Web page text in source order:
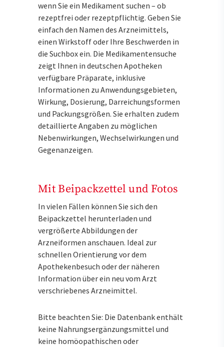
wenn Sie ein Medikament suchen – ob
rezeptfrei oder rezeptpflichtig. Geben Sie
einfach den Namen des Arzneimittels,
einen Wirkstoff oder Ihre Beschwerden in
die Suchbox ein. Die Medikamentensuche
zeigt Ihnen in deutschen Apotheken
verfügbare Präparate, inklusive
Informationen zu Anwendungsgebieten,
Wirkung, Dosierung, Darreichungsformen
und Packungsgrößen. Sie erhalten zudem
detaillierte Angaben zu möglichen
Nebenwirkungen, Wechselwirkungen und
Gegenanzeigen.
Mit Beipackzettel und Fotos
In vielen Fällen können Sie sich den
Beipackzettel herunterladen und
vergrößerte Abbildungen der
Arzneiformen anschauen. Ideal zur
schnellen Orientierung vor dem
Apothekenbesuch oder der näheren
Information über ein neu vom Arzt
verschriebenes Arzneimittel.
Bitte beachten Sie: Die Datenbank enthält
keine Nahrungsergänzungsmittel und
keine homöopathischen oder